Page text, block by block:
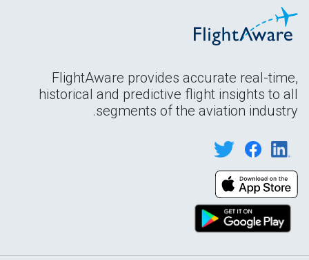
FlightAware provides accurate real-time,
historical and predictive flight insights to all
segments of the aviation industry.